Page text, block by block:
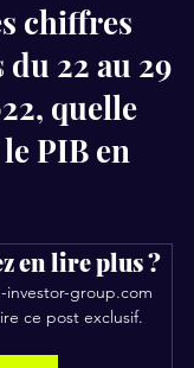
chiffres
22 au 29
quelle
PIB en
en lire plus ?
investor-group.com
ce post exclusif.